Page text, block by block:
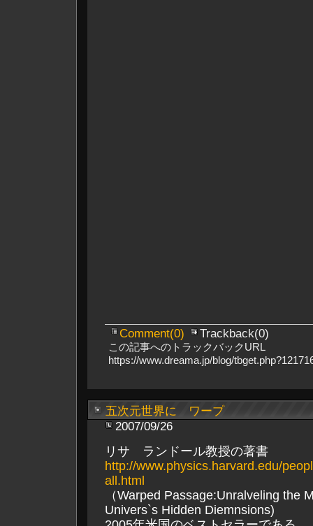
Comment(0) Trackback(0)
この記事へのトラックバックURL
https://www.dreama.jp/blog/
五次元世界に ワープ
2007/09/26
リサ ランドール教授の著書
http://www.physics.harvard.edu/
all.html
（Warped Passage:Unralveling the
Univers`s Hidden Diemnsions)